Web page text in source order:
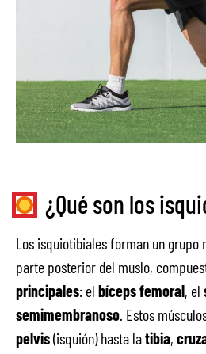
¿Qué son los
Los isquiotibiales forman un grupo
parte posterior del muslo,
principales: el bíceps femoral, el
semimembranoso. Estos
pelvis(isquión) hasta latibia,